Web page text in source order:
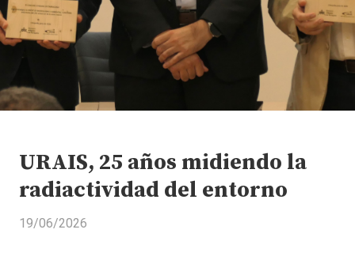
URAIS, 25 años midiendo la
radiactividad del entorno
19/06/2026